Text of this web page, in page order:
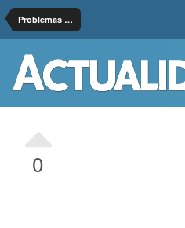
Problemas de Los Sims 4
0